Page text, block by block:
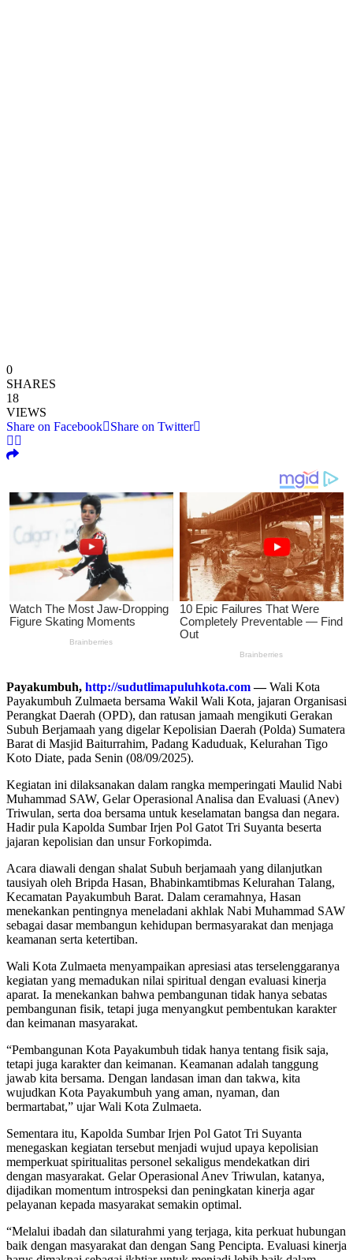
0
SHARES
18
VIEWS
Share on Facebook
Share on Twitter
Payakumbuh, http://sudutlimapuluhkota.com—Wali Kota
Payakumbuh Zulmaeta bersama Wakil Wali Kota, jajaran Organisasi
Perangkat Daerah (OPD), dan ratusan jamaah mengikuti Gerakan
Subuh Berjamaah yang digelar Kepolisian Daerah (Polda) Sumatera
Barat di Masjid Baiturrahim, Padang Kaduduak, Kelurahan Tigo
Koto Diate, pada Senin (08/09/2025).
Kegiatan ini dilaksanakan dalam rangka memperingati Maulid Nabi
Muhammad SAW, Gelar Operasional Analisa dan Evaluasi (Anev)
Triwulan, serta doa bersama untuk keselamatan bangsa dan negara.
Hadir pula Kapolda Sumbar Irjen Pol Gatot Tri Suyanta beserta
jajaran kepolisian dan unsur Forkopimda.
Acara diawali dengan shalat Subuh berjamaah yang dilanjutkan
tausiyah oleh Bripda Hasan, Bhabinkamtibmas Kelurahan Talang,
Kecamatan Payakumbuh Barat. Dalam ceramahnya, Hasan
menekankan pentingnya meneladani akhlak Nabi Muhammad SAW
sebagai dasar membangun kehidupan bermasyarakat dan menjaga
keamanan serta ketertiban.
Wali Kota Zulmaeta menyampaikan apresiasi atas terselenggaranya
kegiatan yang memadukan nilai spiritual dengan evaluasi kinerja
aparat. Ia menekankan bahwa pembangunan tidak hanya sebatas
pembangunan fisik, tetapi juga menyangkut pembentukan karakter
dan keimanan masyarakat.
“Pembangunan Kota Payakumbuh tidak hanya tentang fisik saja,
tetapi juga karakter dan keimanan. Keamanan adalah tanggung
jawab kita bersama. Dengan landasan iman dan takwa, kita
wujudkan Kota Payakumbuh yang aman, nyaman, dan
bermartabat,” ujar Wali Kota Zulmaeta.
Sementara itu, Kapolda Sumbar Irjen Pol Gatot Tri Suyanta
menegaskan kegiatan tersebut menjadi wujud upaya kepolisian
memperkuat spiritualitas personel sekaligus mendekatkan diri
dengan masyarakat. Gelar Operasional Anev Triwulan, katanya,
dijadikan momentum introspeksi dan peningkatan kinerja agar
pelayanan kepada masyarakat semakin optimal.
“Melalui ibadah dan silaturahmi yang terjaga, kita perkuat hubungan
baik dengan masyarakat dan dengan Sang Pencipta. Evaluasi kinerja